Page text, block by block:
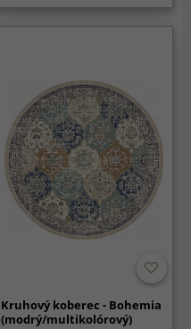
Kruhový koberec - Bohemia
(modrý/multikolórový)